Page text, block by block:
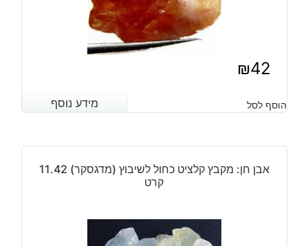
₪42
מידע נוסף הוסף לסל מידע נוסף
אבן חן: מקבץ קלציט כחול לשיבוץ (מדגסקר) 11.42
קרט